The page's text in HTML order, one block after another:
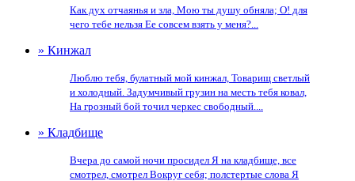
Как дух отчаянья и зла, Мою ты душу обняла; О! для
чего тебе нельзя Ее совсем взять у меня?...
» Кинжал
Люблю тебя, булатный мой кинжал, Товарищ светлый
и холодный. Задумчивый грузин на месть тебя ковал,
На грозный бой точил черкес свободный....
» Кладбище
Вчера до самой ночи просидел Я на кладбище, все
смотрел, смотрел Вокруг себя; полстертые слова Я